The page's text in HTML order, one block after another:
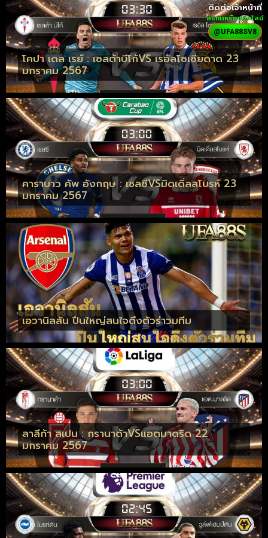
โคปา เดล เรย์ : เซลต้าบีโก้VS เรอัลโซเซียดาด 23
มกราคม 2567
คาราบาว คัพ อังกฤษ : เชลซีVSมิดเดิ่ลสโบรห์ 23
มกราคม 2567
เอวานิลสัน ปืนใหญ่สนใจดึงตัวร่าวมทีม
ลาลีก้า สเปน : กรานาด้าVSแอตมาดริด 22
มกราคม 2567
ติดต่อเจ้าหน้าที่
สแกนหรือแอดไลน์
@UFA88SV8